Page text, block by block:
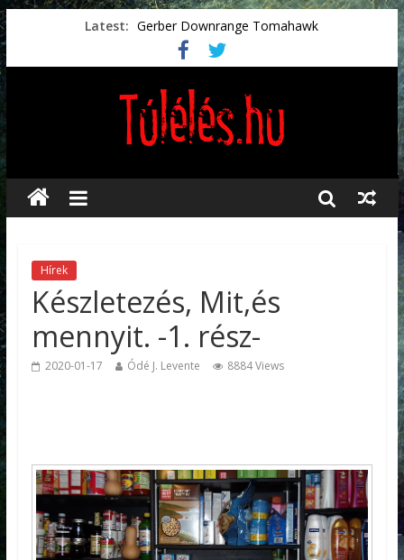
Latest: Gerber Downrange Tomahawk
Vészhelyzeti élelmiszerek
Svéd vészhelyzeti tájékoztató.
Vészhelyzetkezelés
Préselt törlőkendők
Hírek
Készletezés, Mit,és
mennyit. -1. rész-
2020-01-17 Ódé J. Levente 8884 Views